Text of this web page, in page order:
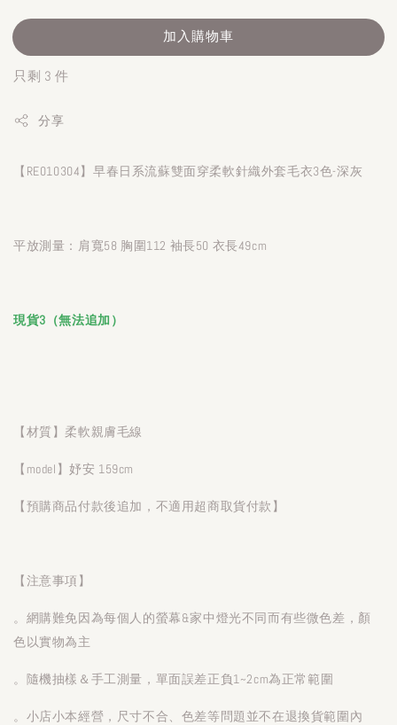
加入購物車
只剩 3 件
分享
【RE010304】早春日系流蘇雙面穿柔軟針織外套毛衣3色-深灰
平放測量：肩寬58 胸圍112 袖長50 衣長49cm
現貨3（無法追加）
【材質】柔軟親膚毛線
【model】妤安 159cm
【預購商品付款後追加，不適用超商取貨付款】
【注意事項】
。網購難免因為每個人的螢幕&家中燈光不同而有些微色差，顏
色以實物為主
。隨機抽樣＆手工測量，單面誤差正負1~2cm為正常範圍
。小店小本經營，尺寸不合、色差等問題並不在退換貨範圍內